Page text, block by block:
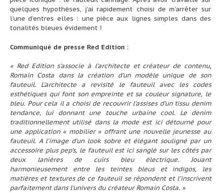
quelques hypothèses, j’ai rapidement choisi de m’arrêter sur
l’une d’entres elles : une pièce aux lignes simples dans des
tonalités bleues évidement !
Communiqué de presse Red Edition :
« Red Edition s’associe à l’architecte et créateur de contenu,
Romain Costa dans la création d’un modèle unique de son
fauteuil. L’architecte a revisité le fauteuil avec les codes
esthétiques qui font son empreinte et sa couleur signature, le
bleu. Pour cela il a choisi de recouvrir l’assises d’un tissu denim
tendance, lui donnant une touche urbaine cool. Le denim
traditionnellement utilisé dans la mode est ici détourné pour
une application « mobilier » offrant une nouvelle jeunesse au
fauteuil. A l’image d’un look sobre et élégant souligné par un
accessoire plus pep’s, le fauteuil est ici sanglé sur les côtés par
deux lanières de cuirs bleu électrique. Jouant
harmonieusement entre les teintes bleus et indigos, les
matières et textures de ce fauteuil se répondent et l’inscrivent
parfaitement dans l’univers du créateur Romain Costa. »